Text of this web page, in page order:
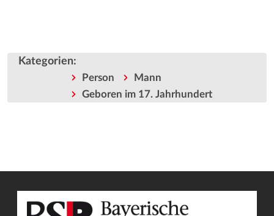
Kategorien:
Person
Mann
Geboren im 17. Jahrhundert